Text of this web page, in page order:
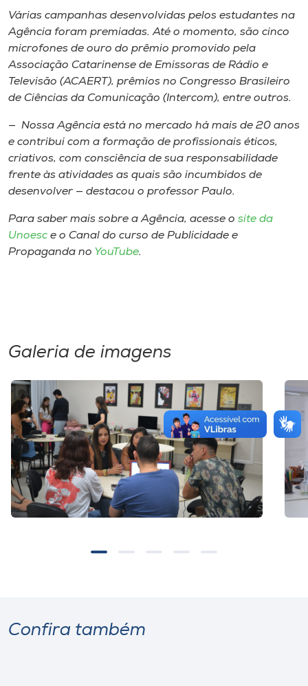
Várias campanhas desenvolvidas pelos estudantes na
Agência foram premiadas. Até o momento, são cinco
microfones de ouro do prêmio promovido pela
Associação Catarinense de Emissoras de Rádio e
Televisão (ACAERT), prêmios no Congresso Brasileiro
de Ciências da Comunicação (Intercom), entre outros.
— Nossa Agência está no mercado há mais de 20 anos
e contribui com a formação de profissionais éticos,
criativos, com consciência de sua responsabilidade
frente às atividades as quais são incumbidos de
desenvolver — destacou o professor Paulo.
Para saber mais sobre a Agência, acesse o site da
Unoesc e o Canal do curso de Publicidade e
Propaganda no YouTube.
Galeria de imagens
Confira também